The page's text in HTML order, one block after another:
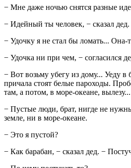
− Мне даже ночью снятся разные
− Идейный ты человек, − сказал дед.
− Удочку я не стал бы ломать... Она-
− Удочка ни при чем, − согласился
− Вот возьму убегу из дому... Уеду в
причала стоят белые пароходы.
там, а потом, в море-океане,
− Пустые люди, брат, нигде не
земле, ни в море-океане.
− Это я пустой?
− Как барабан, − сказал дед. −